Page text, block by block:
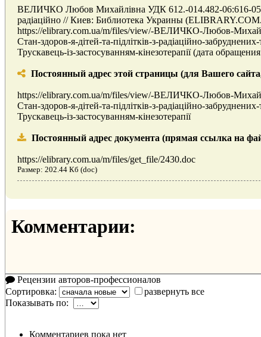
ВЕЛИЧКО Любов Михайлівна УДК 612.-014.482-06:616-
радіаційно // Киев: Библиотека Украины
https://elibrary.com.ua/m/files/view/-ВЕЛИЧКО-Любов-
Стан-здоров-я-дітей-та-підлітків-з-радіаційно-
Трускавець-із-застосуванням-кінезотерапії (дата
Постоянный адрес этой страницы (для Вашего
https://elibrary.com.ua/m/files/view/-ВЕЛИЧКО-Любов-
Стан-здоров-я-дітей-та-підлітків-з-радіаційно-
Трускавець-із-застосуванням-кінезотерапії
Постоянный адрес документа (прямая ссылка на
https://elibrary.com.ua/m/files/get_file/2430.doc
Размер: 202.44 Кб (doc)
Комментарии:
Рецензии авторов-профессионалов
Сортировка:
развернуть все
Показывать по:
Комментариев пока нет